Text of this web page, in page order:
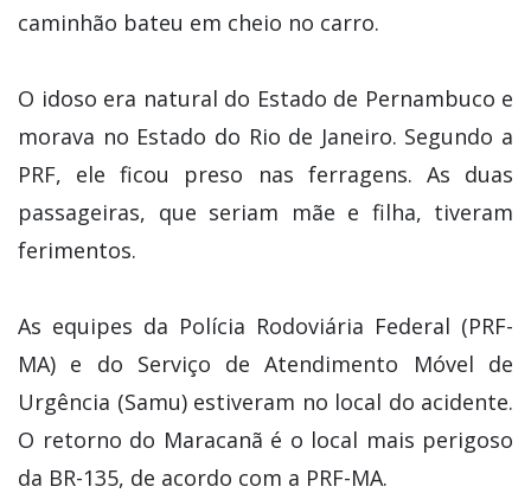
caminhão bateu em cheio no carro.
O idoso era natural do Estado de Pernambuco e
morava no Estado do Rio de Janeiro. Segundo a
PRF, ele ficou preso nas ferragens. As duas
passageiras, que seriam mãe e filha, tiveram
ferimentos.
As equipes da Polícia Rodoviária Federal (PRF-
MA) e do Serviço de Atendimento Móvel de
Urgência (Samu) estiveram no local do acidente.
O retorno do Maracanã é o local mais perigoso
da BR-135, de acordo com a PRF-MA.